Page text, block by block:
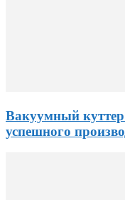
Вакуумный
успешного